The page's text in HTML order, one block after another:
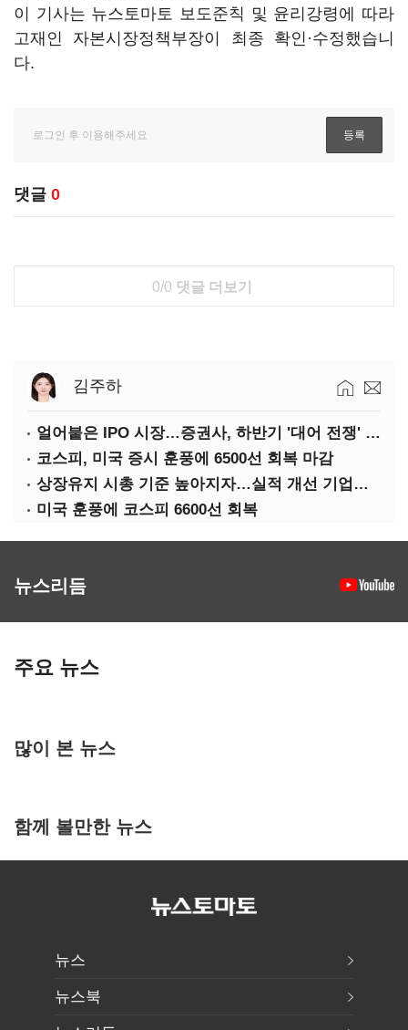
이 기사는 뉴스토마토 보도준칙 및 윤리강령에 따라
고재인 자본시장정책부장이 최종 확인·수정했습니
다.
댓글 0
0/0 댓글 더보기
김주하
얼어붙은 IPO 시장…증권사, 하반기 '대어 전쟁' 기대
코스피, 미국 증시 훈풍에 6500선 회복 마감
상장유지 시총 기준 높아지자…실적 개선 기업도 '관리종목'
미국 훈풍에 코스피 6600선 회복
뉴스리듬
주요 뉴스
많이 본 뉴스
함께 볼만한 뉴스
뉴스
뉴스북